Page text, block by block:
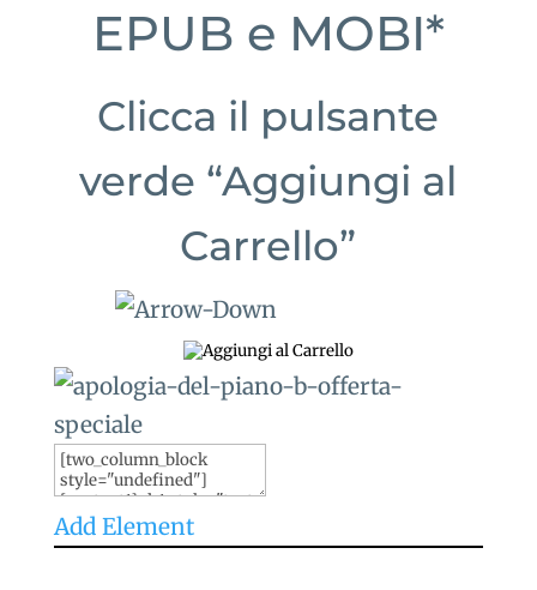
EPUB e MOBI*
Clicca il pulsante
verde “Aggiungi al
Carrello”
Add Element